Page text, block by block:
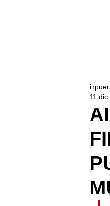
11 dic